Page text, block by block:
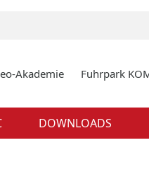
Akademie Fuhrpark
DOWNLOADS